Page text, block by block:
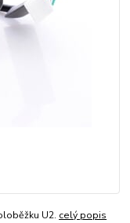
U2. celý popis